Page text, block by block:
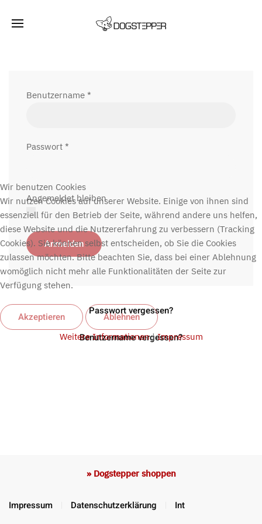
Benutzername *
Passwort *
Angemeldet bleiben
Anmelden
Passwort vergessen?
Benutzername vergessen?
» Dogstepper shoppen
Impressum Datenschutzerklärung Int
Wir benutzen Cookies
Wir nutzen Cookies auf unserer Website. Einige von ihnen sind
essenziell für den Betrieb der Seite, während andere uns helfen,
diese Website und die Nutzererfahrung zu verbessern (Tracking
Cookies). Sie können selbst entscheiden, ob Sie die Cookies
zulassen möchten. Bitte beachten Sie, dass bei einer Ablehnung
womöglich nicht mehr alle Funktionalitäten der Seite zur
Verfügung stehen.
Akzeptieren Ablehnen
Weitere Informationen|Impressum